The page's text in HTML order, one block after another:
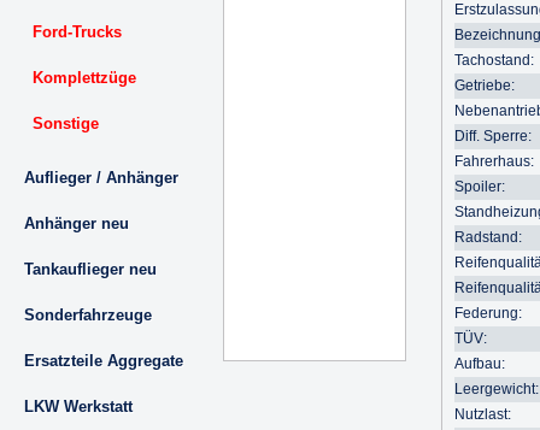
Ford-Trucks
Komplettzüge
Sonstige
Auflieger / Anhänger
Anhänger neu
Tankauflieger neu
Sonderfahrzeuge
Ersatzteile Aggregate
LKW Werkstatt
Tachostand:
Getriebe:
Diff. Sperre:
Fahrerhaus:
Spoiler:
Radstand:
Federung:
TÜV:
Aufbau:
Leergewicht:
Nutzlast: